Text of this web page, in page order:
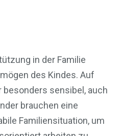
in der Familie
des Kindes. Auf
besonders sensibel, auch
brauchen eine
Familiensituation, um